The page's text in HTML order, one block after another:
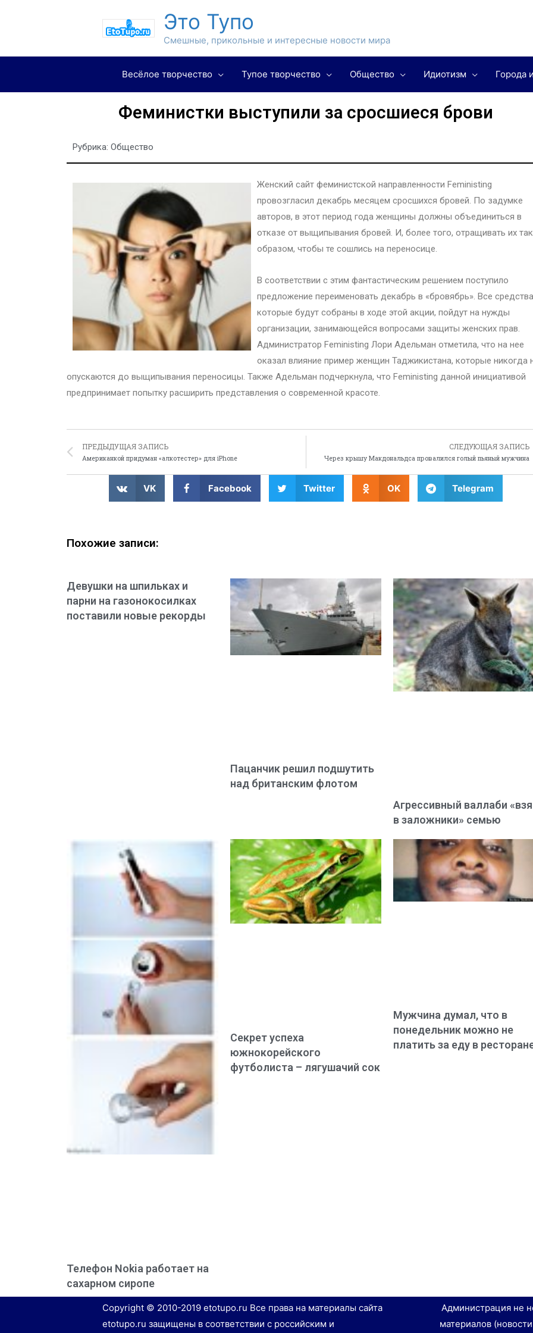
Это Тупо
Смешные, прикольные и интересные новости мира
Весёлое творчество Тупое творчество Общество Идиотизм Города
Феминистки выступили за сросшиеся брови
Рубрика: Общество
Женский сайт феминистской направленности Feministing
провозгласил декабрь месяцем сросшихся бровей. По задумке
авторов, в этот период года женщины должны объединиться в
отказе от выщипывания бровей. И, более того, отращивать их
образом, чтобы те сошлись на переносице.
В соответствии с этим фантастическим решением поступило
предложение переименовать декабрь в «бровябрь». Все
которые будут собраны в ходе этой акции, пойдут на нужды
организации, занимающейся вопросами защиты женских прав.
Администратор Feministing Лори Адельман отметила, что на нее
оказал влияние пример женщин Таджикистана, которые никогда
опускаются до выщипывания переносицы. Также Адельман подчеркнула, что Feministing данной инициативой
предпринимает попытку расширить представления о современной красоте.
ПРЕДЫДУЩАЯ ЗАПИСЬ
Американкой придуман «алкотестер» для iPhone
СЛЕДУЮЩАЯ ЗАПИСЬ
Через крышу Макдональдса провалился голый пьяный мужчина
VK Facebook Twitter OK Telegram
Похожие записи:
Девушки на шпильках и
парни на газонокосилках
поставили новые рекорды
Пацанчик решил подшутить
над британским флотом
Агрессивный валлаби
в заложники» семью
Телефон Nokia работает на
сахарном сиропе
Секрет успеха
южнокорейского
футболиста – лягушачий сок
Мужчина думал, что в
понедельник можно не
платить за еду в
Copyright © 2010-2019 etotupo.ru Все права на материалы сайта
etotupo.ru защищены в соответствии с российским и
Администрация не
материалов